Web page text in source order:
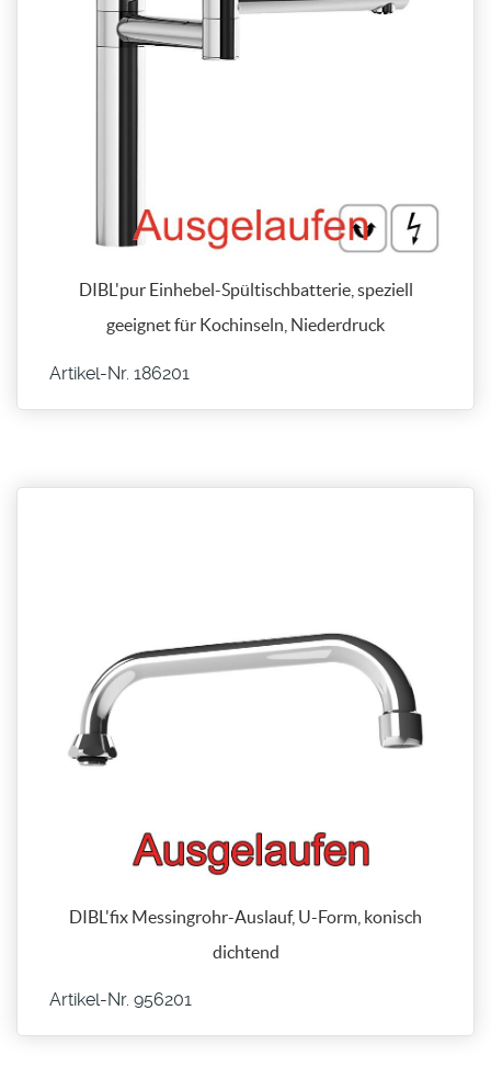
DIBL'pur Einhebel-Spültischbatterie, speziell
geeignet für Kochinseln, Niederdruck
Artikel-Nr. 186201
DIBL'fix Messingrohr-Auslauf, U-Form, konisch
dichtend
Artikel-Nr. 956201